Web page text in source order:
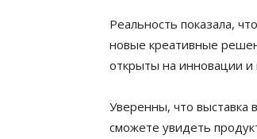
Реальность показала,
новые креативные
открыты на инновации и
Уверенны, что выставка
сможете увидеть